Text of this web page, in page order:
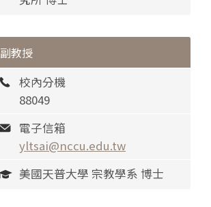
副教授
校內分機
88049
電子信箱
yltsai@nccu.edu.tw
美國天普大學 宗教學系 博士